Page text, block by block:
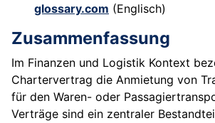
glossary.com (Englisch)
Zusammenfassung
Im Finanzen und Logistik Kontext
Chartervertrag die Anmietung von
für den Waren- oder
Verträge sind ein zentraler